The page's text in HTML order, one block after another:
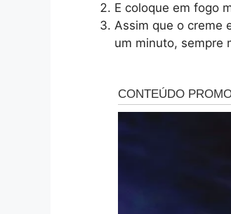
E coloque em fogo
Assim que o creme
um minuto, sempre